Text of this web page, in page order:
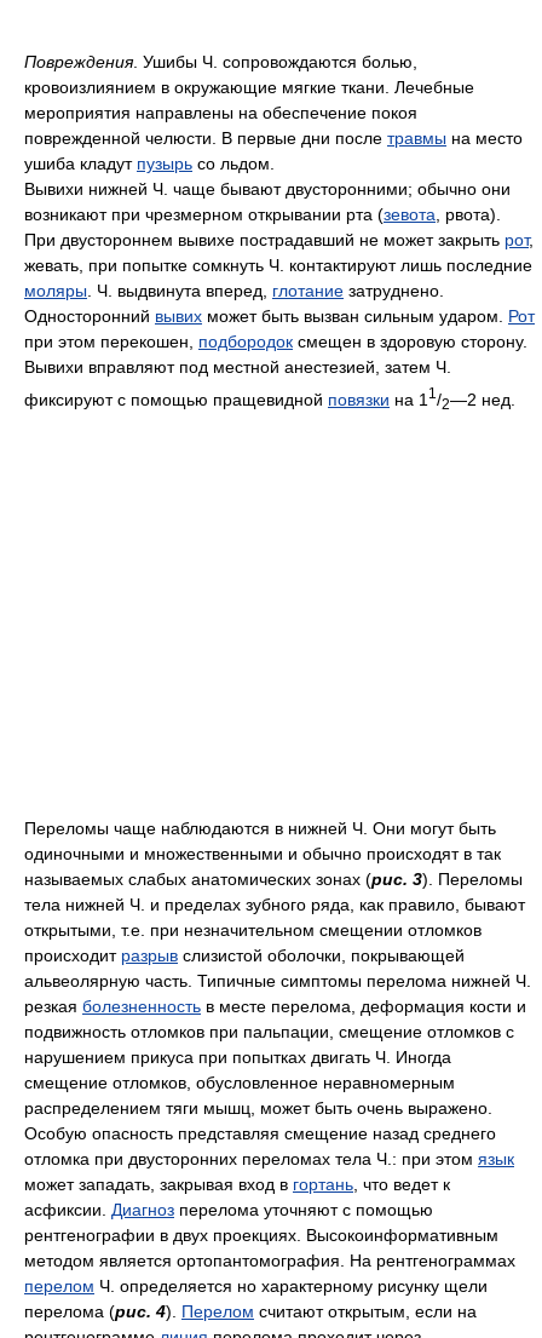
Повреждения. Ушибы Ч. сопровождаются болью,
кровоизлиянием в окружающие мягкие ткани. Лечебные
мероприятия направлены на обеспечение покоя
поврежденной челюсти. В первые дни после травмы на место
ушиба кладут пузырь со льдом.
Вывихи нижней Ч. чаще бывают двусторонними; обычно они
возникают при чрезмерном открывании рта (зевота , рвота).
При двустороннем вывихе пострадавший не может закрыть рот,
жевать, при попытке сомкнуть Ч. контактируют лишь последние
моляры . Ч. выдвинута вперед, глотание затруднено.
Односторонний вывих может быть вызван сильным ударом. Рот
при этом перекошен, подбородок смещен в здоровую сторону.
Вывихи вправляют под местной анестезией, затем Ч.
фиксируют с помощью пращевидной повязки на 1 1 /2—2 нед.
Переломы чаще наблюдаются в нижней Ч. Они могут быть
одиночными и множественными и обычно происходят в так
называемых слабых анатомических зонах (рис. 3). Переломы
тела нижней Ч. и пределах зубного ряда, как правило, бывают
открытыми, т.е. при незначительном смещении отломков
происходит разрыв слизистой оболочки, покрывающей
альвеолярную часть. Типичные симптомы перелома нижней Ч.
резкая болезненность в месте перелома, деформация кости и
подвижность отломков при пальпации, смещение отломков с
нарушением прикуса при попытках двигать Ч. Иногда
смещение отломков, обусловленное неравномерным
распределением тяги мышц, может быть очень выражено.
Особую опасность представляя смещение назад среднего
отломка при двусторонних переломах тела Ч.: при этом язык
может западать, закрывая вход в гортань, что ведет к
асфиксии. Диагноз перелома уточняют с помощью
рентгенографии в двух проекциях. Высокоинформативным
методом является ортопантомография. На рентгенограммах
перелом Ч. определяется но характерному рисунку щели
перелома (рис. 4). Перелом считают открытым, если на